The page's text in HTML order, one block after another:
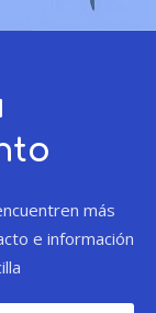
más
e información